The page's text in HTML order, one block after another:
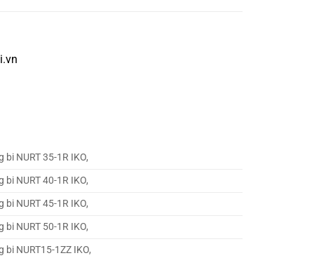
bi NURT 35-1R IKO,
bi NURT 40-1R IKO,
bi NURT 45-1R IKO,
bi NURT 50-1R IKO,
bi NURT15-1ZZ IKO,